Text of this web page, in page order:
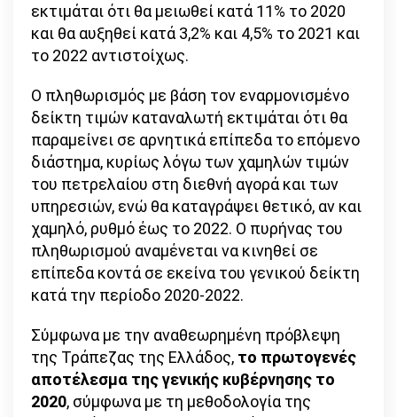
εκτιμάται ότι θα μειωθεί κατά 11% το 2020
και θα αυξηθεί κατά 3,2% και 4,5% το 2021 και
το 2022 αντιστοίχως.
Ο πληθωρισμός με βάση τον εναρμονισμένο
δείκτη τιμών καταναλωτή εκτιμάται ότι θα
παραμείνει σε αρνητικά επίπεδα το επόμενο
διάστημα, κυρίως λόγω των χαμηλών τιμών
του πετρελαίου στη διεθνή αγορά και των
υπηρεσιών, ενώ θα καταγράψει θετικό, αν και
χαμηλό, ρυθμό έως το 2022. Ο πυρήνας του
πληθωρισμού αναμένεται να κινηθεί σε
επίπεδα κοντά σε εκείνα του γενικού δείκτη
κατά την περίοδο 2020-2022.
Σύμφωνα με την αναθεωρημένη πρόβλεψη
της Τράπεζας της Ελλάδος, το πρωτογενές
αποτέλεσμα της γενικής κυβέρνησης το
2020, σύμφωνα με τη μεθοδολογία της